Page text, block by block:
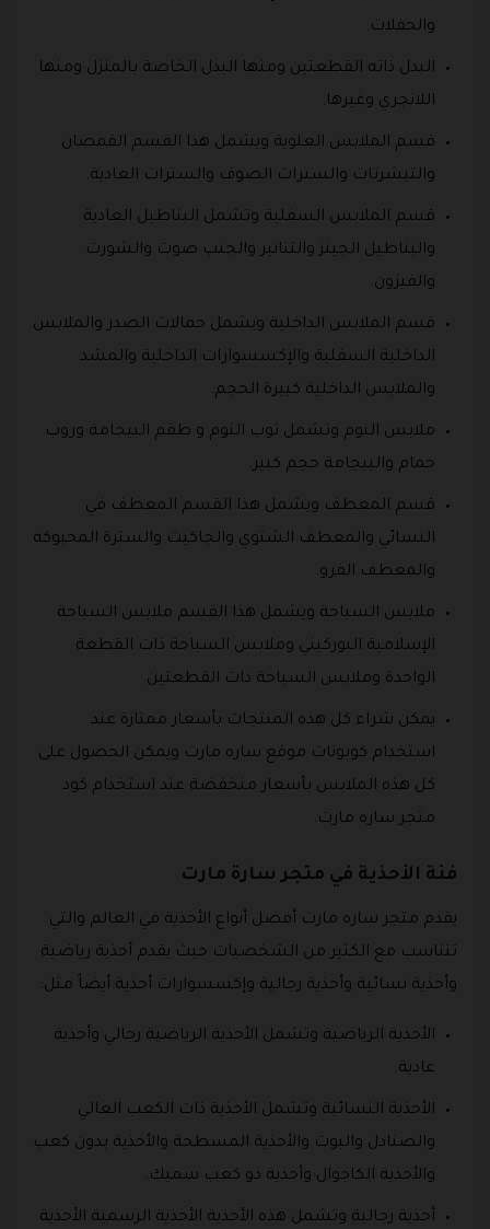
والحفلات.
البدل ذاته القطعتين ومنها البدل الخاصة بالمنزل ومنها
اللانجري وغيرها.
قسم الملابس العلوية ويشمل هذا القسم القمصان
والتيشرتات والسترات الصوف والسترات العادية.
قسم الملابس السفلية وتشمل البناطيل العادية
والبناطيل الجينز والتنانير والجنب صوت والشورت
والفيزون.
قسم الملابس الداخلية ويشمل حمالات الصدر والملابس
الداخلية السفلية والإكسسوارات الداخلية والمشد
والملابس الداخلية كبيرة الحجم.
ملابس النوم وتشمل ثوب النوم و طقم البيجامة وروب
حمام والبيجامة حجم كبير.
قسم المعطف ويشمل هذا القسم المعطف في
النسائي والمعطف الشتوي والجاكيت والسترة المحبوكه
والمعطف الفرو.
ملابس السباحة ويشمل هذا القسم ملابس السباحة
الإسلامية البوركيني وملابس السباحة ذات القطعة
الواحدة وملابس السباحة ذات القطعتين.
يمكن شراء كل هذه المنتجات بأسعار ممتازة عند
استخدام كوبونات موقع ساره مارت ويمكن الحصول على
كل هذه الملابس بأسعار منخفضة عند استخدام كود
متجر ساره مارت.
فئة الأحذية في متجر سارة مارت
يقدم متجر ساره مارت أفضل أنواع الأحذية في العالم والتي
تتناسب مع الكثير من الشخصيات حيث يقدم أحذية رياضية
وأحذية نسائية وأحذية رجالية وإكسسوارات أحذية أيضاً مثل:
الأحذية الرياضية وتشمل الأحذية الرياضية رجالي وأحذية
عادية.
الأحذية النسائية وتشمل الأحذية ذات الكعب العالي
والصنادل والبوت والأحذية المسطحة والأحذية بدون كعب
والأحذية الكاجوال وأحذية ذو كعب سميك.
أحذية رجالية وتشمل هذه الأحذية الأحذية الرسمية الأحذية